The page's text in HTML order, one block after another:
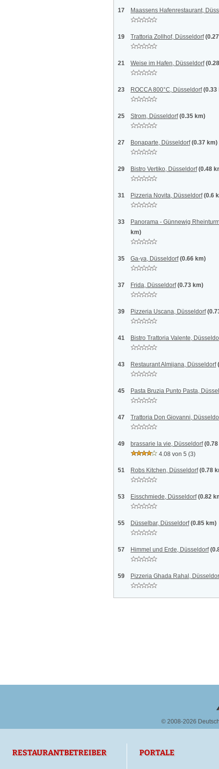
17 Maassens Hafenrestaurant,
19 Trattoria Zollhof, Düsseldorf
21 Weise im Hafen, Düsseldorf
23 ROCCA 800°C, Düsseldorf (0.33
25 Strom, Düsseldorf (0.35 km)
27 Bonaparte, Düsseldorf (0.37 km)
29 Bistro Vertiko, Düsseldorf (0.48
31 Pizzeria Novita, Düsseldorf (0.6
33
Panorama - Günnewig
km)
35 Ga-ya, Düsseldorf (0.66 km)
37 Frida, Düsseldorf (0.73 km)
39 Pizzeria Uscana, Düsseldorf
41 Bistro Trattoria Valente,
43 Restaurant Almijana, Düsseldorf
45 Pasta Bruzia Punto Pasta,
47 Trattoria Don Giovanni,
49 brassarie la vie, Düsseldorf
4.08 von 5 (3)
51 Robs Kitchen, Düsseldorf (0.78
53 Eisschmiede, Düsseldorf (0.82
55 Düsselbar, Düsseldorf (0.85 km)
57 Himmel und Erde, Düsseldorf
59 Pizzeria Ghada Rahal,
© 2008-2026
RESTAURANTBETREIBER PORTALE